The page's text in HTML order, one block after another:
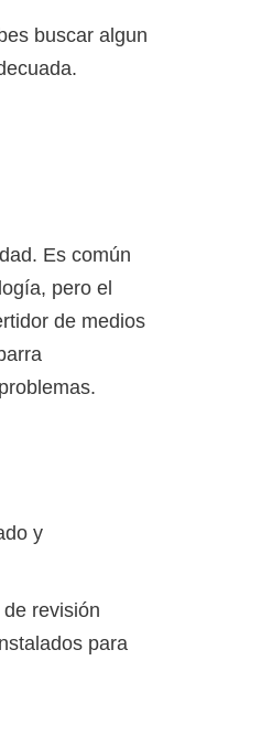
buscar algun
Es común
pero el
de medios
y
revisión
para